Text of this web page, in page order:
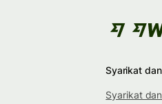
Syarikat
Syarikat